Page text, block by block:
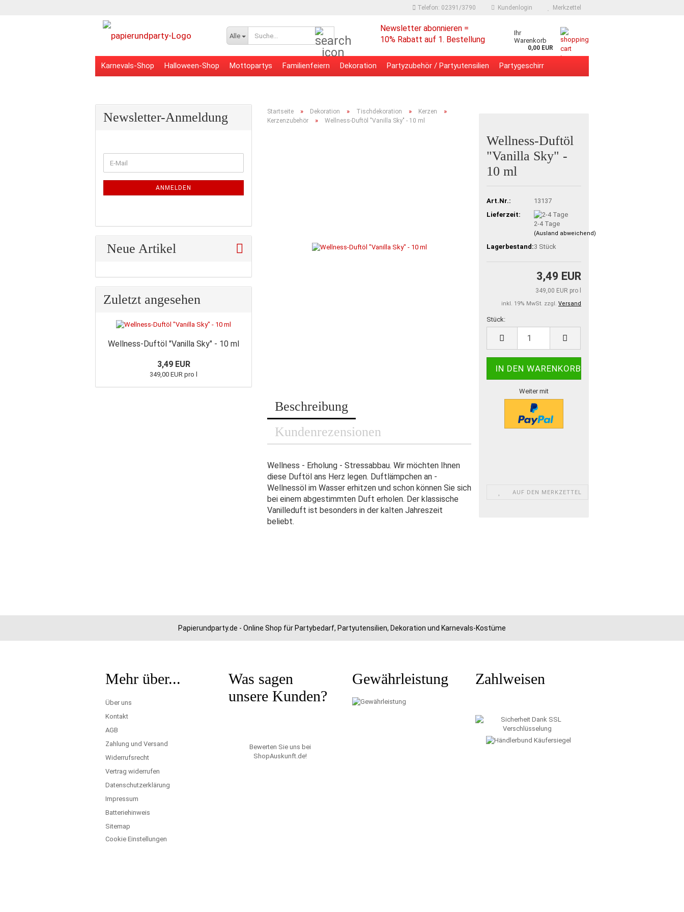
Telefon: 02391/3790 Kundenlogin Merkzettel
Alle
Newsletter abonnieren =
10% Rabatt auf 1. Bestellung
Ihr
Warenkorb
0,00 EUR
Karnevals-Shop Halloween-Shop Mottopartys Familienfeiern Dekoration Partyzubehör / Partyutensilien Partygeschirr
Startseite » Dekoration » Tischdekoration » Kerzen »
Kerzenzubehör » Wellness-Duftöl "Vanilla Sky" - 10 ml
Wellness-Duftöl
"Vanilla Sky" -
10 ml
Art.Nr.:
13137
Lieferzeit:
2-4 Tage
(Ausland abweichend)
Lagerbestand:3 Stück
3,49 EUR
349,00 EUR pro l
inkl. 19% MwSt. zzgl. Versand
Stück:
Stück
Weiter mit
AUF DEN MERKZETTEL
Beschreibung
Kundenrezensionen
Wellness - Erholung - Stressabbau. Wir möchten Ihnen
diese Duftöl ans Herz legen. Duftlämpchen an -
Wellnessöl im Wasser erhitzen und schon können Sie sich
bei einem abgestimmten Duft erholen. Der klassische
Vanilleduft ist besonders in der kalten Jahreszeit
beliebt.
Newsletter-Anmeldung
ZUR
E-
Mail
ANMELDEN
Neue Artikel
Zuletzt angesehen
Wellness-Duftöl "Vanilla Sky" - 10 ml
3,49 EUR
349,00 EUR pro l
Papierundparty.de - Online Shop für Partybedarf, Partyutensilien, Dekoration und Karnevals-Kostüme
Mehr über...
Über uns
Kontakt
AGB
Zahlung und Versand
Widerrufsrecht
Vertrag widerrufen
Datenschutzerklärung
Impressum
Batteriehinweis
Sitemap
Cookie Einstellungen
Was sagen
unsere Kunden?
Bewerten Sie uns bei
ShopAuskunft.de!
Gewährleistung Zahlweisen